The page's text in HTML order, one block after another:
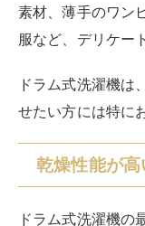
みやシワが起きに
リットもあります。
毛布や布団などの
ドリーへ行かなく
られるため、寝具
リットです。
◆ヒートポンプ式